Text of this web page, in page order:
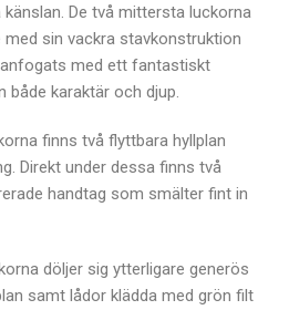
De två mittersta luckorna
sin vackra stavkonstruktion
med ett fantastiskt
karaktär och djup.
finns två flyttbara hyllplan
Direkt under dessa finns två
handtag som smälter fint in
döljer sig ytterligare generös
samt lådor klädda med grön filt